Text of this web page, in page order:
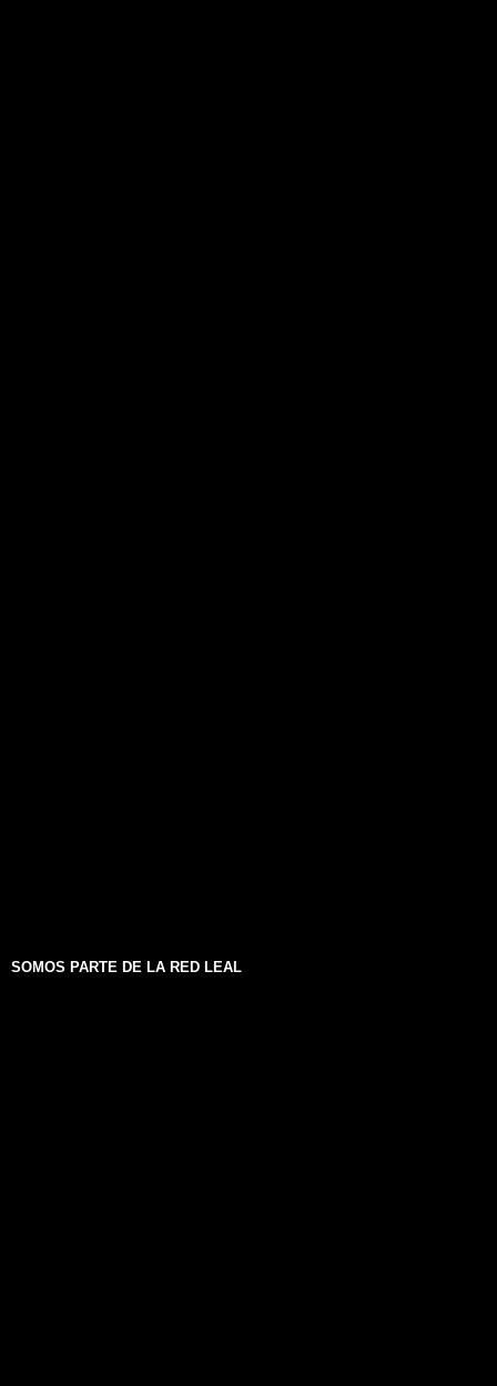
SOMOS PARTE DE LA RED LEAL